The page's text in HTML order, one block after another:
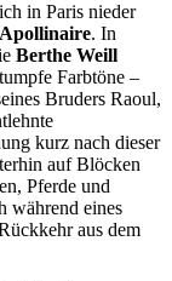
in Paris nieder
Apollinaire. In
Berthe Weill
Farbtöne –
Bruders Raoul,
kurz nach dieser
auf Blöcken
Pferde und
während eines
aus dem